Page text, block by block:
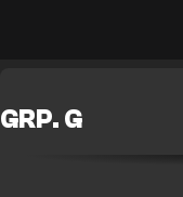
GRP. G